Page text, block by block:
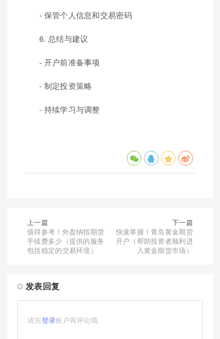
- 保管个人信息和交易密码
6. 总结与建议
- 开户前准备事项
- 制定投资策略
- 持续学习与调整
上一篇
值得参考！外盘纳指期货
手续费多少（提供的服务
包括稳定的交易环境）
下一篇
快速掌握！青岛黄金期货
开户（帮助投资者顺利进
入黄金期货市场）
发表回复
请先登录账户再评论哦